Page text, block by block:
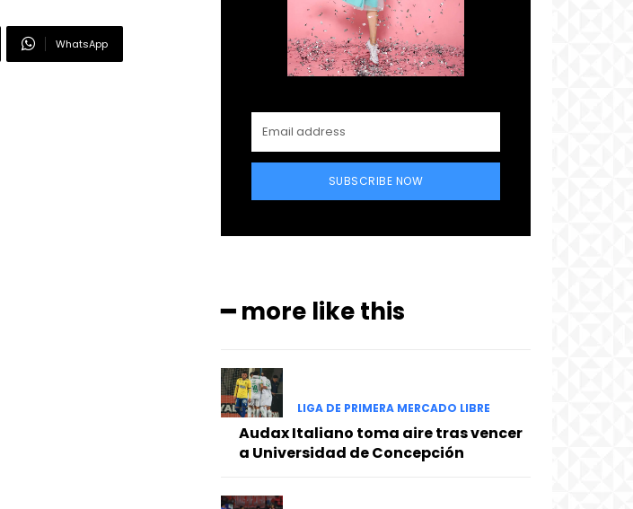
WhatsApp
SUBSCRIBE NOW
━ more like this
LIGA DE PRIMERA MERCADO LIBRE
Audax Italiano toma aire tras vencer
a Universidad de Concepción